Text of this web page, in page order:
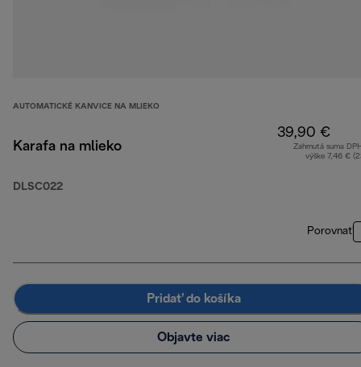
AUTOMATICKÉ KANVICE NA MLIEKO
Karafa na mlieko
DLSC022
39,90 €
Zahrnutá suma
výške 7,46 €
Porovnať
Pridať do košíka
Objavte viac